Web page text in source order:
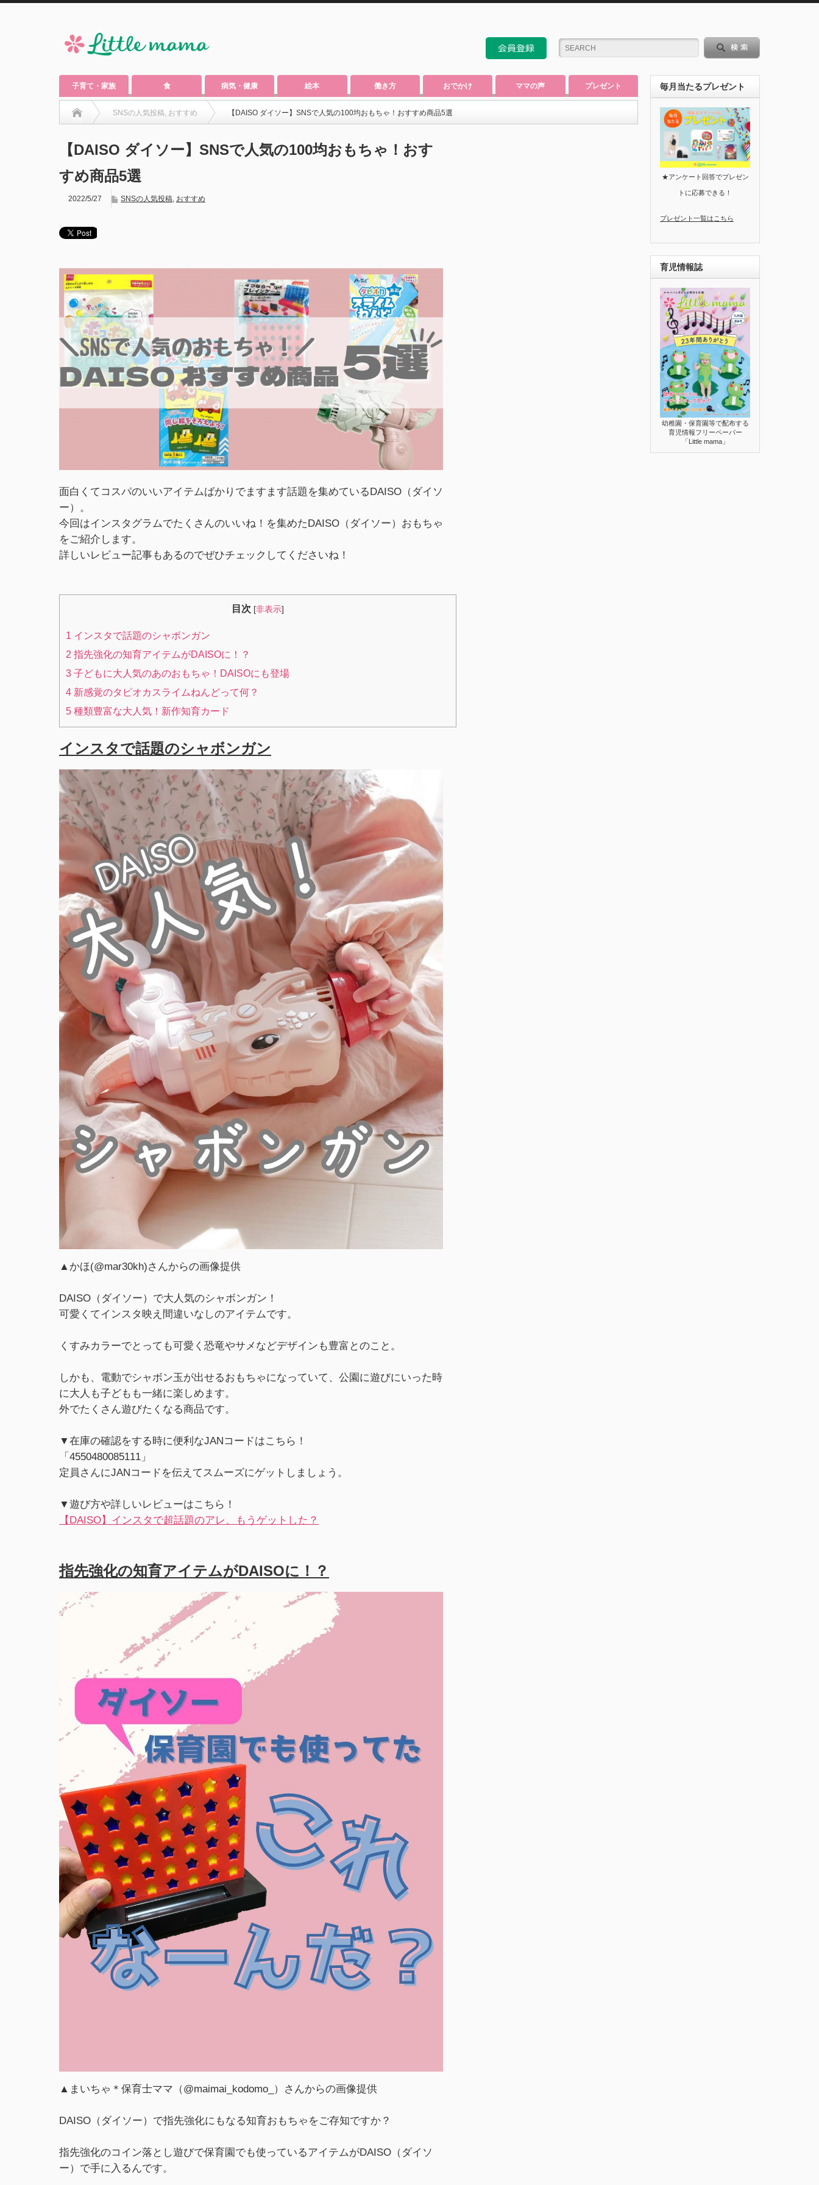
子育て・家族 食 病気・健康 絵本 働き方 おでかけ ママの声 プレゼント
SNSの人気投稿, おすすめ 【DAISO ダイソー】SNSで人気の100均おもちゃ！おすすめ商品5選
【DAISO ダイソー】SNSで人気の100均おもちゃ！おす
すめ商品5選
2022/5/27 SNSの人気投稿, おすすめ
面白くてコスパのいいアイテムばかりでますます話題を集めているDAISO（ダイソ
ー）。
今回はインスタグラムでたくさんのいいね！を集めたDAISO（ダイソー）おもちゃ
をご紹介します。
詳しいレビュー記事もあるのでぜひチェックしてくださいね！
目次 [非表示]
1 インスタで話題のシャボンガン
2 指先強化の知育アイテムがDAISOに！？
3 子どもに大人気のあのおもちゃ！DAISOにも登場
4 新感覚のタピオカスライムねんどって何？
5 種類豊富な大人気！新作知育カード
インスタで話題のシャボンガン
▲かほ(@mar30kh)さんからの画像提供
DAISO（ダイソー）で大人気のシャボンガン！
可愛くてインスタ映え間違いなしのアイテムです。
くすみカラーでとっても可愛く恐竜やサメなどデザインも豊富とのこと。
しかも、電動でシャボン玉が出せるおもちゃになっていて、公園に遊びにいった時
に大人も子どもも一緒に楽しめます。
外でたくさん遊びたくなる商品です。
▼在庫の確認をする時に便利なJANコードはこちら！
「4550480085111」
定員さんにJANコードを伝えてスムーズにゲットしましょう。
▼遊び方や詳しいレビューはこちら！
【DAISO】インスタで超話題のアレ、もうゲットした？
指先強化の知育アイテムがDAISOに！？
▲まいちゃ＊保育士ママ（@maimai_kodomo_）さんからの画像提供
DAISO（ダイソー）で指先強化にもなる知育おもちゃをご存知ですか？
指先強化のコイン落とし遊びで保育園でも使っているアイテムがDAISO（ダイソ
ー）で手に入るんです。
毎月当たるプレゼント
★アンケート回答でプレゼン
トに応募できる！
プレゼント一覧はこちら
育児情報誌
幼稚園・保育園等で配布する
育児情報フリーペーパー
「Little mama」